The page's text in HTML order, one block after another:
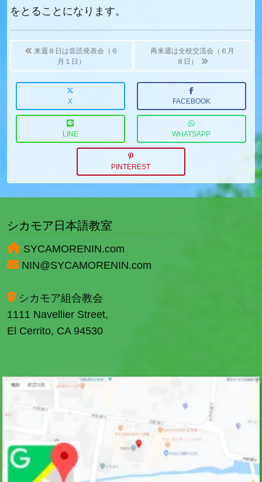
をとることになります。
Post
navigation
来週８日は音読発表会（６
月１日）
再来週は全校交流会（６月
８日）
X FACEBOOK
LINE WHATSAPP
PINTEREST
シカモア日本語教室
SYCAMORENIN.com
NIN@SYCAMORENIN.com
シカモア組合教会
1111 Navellier Street,
El Cerrito, CA 94530